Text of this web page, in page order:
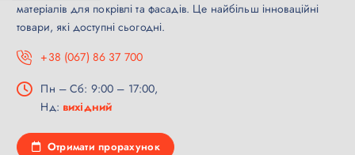
матеріалів для покрівлі та фасадів. Це найбільш інноваційні
товари, які доступні сьогодні.
+38 (067) 86 37 700
Пн – Сб: 9:00 – 17:00,
Нд: вихідний
Отримати прорахунок